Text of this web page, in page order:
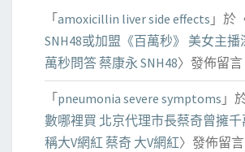
「 amoxicillin liver side effects 」於
SNH48或加盟《百萬秒》 美女主播
萬秒問答 蔡康永 SNH48〉發佈留言
「 pneumonia severe symptoms 」
數哪裡買 北京代理市長蔡奇曾擁千
稱大V網紅 蔡奇 大V網紅〉發佈留言